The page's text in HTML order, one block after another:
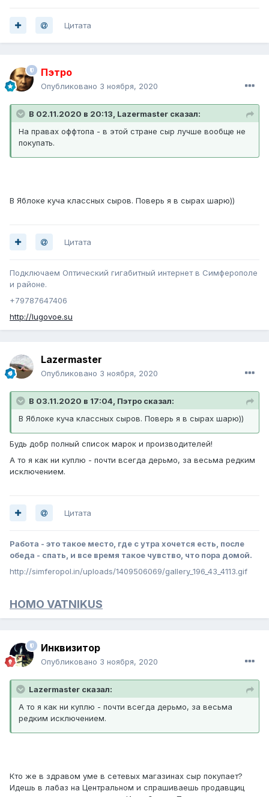
Цитата
Пэтро
Опубликовано 3 ноября, 2020
В 02.11.2020 в 20:13, Lazermaster сказал:
На правах оффтопа - в этой стране сыр лучше вообще не
покупать.
В Яблоке куча классных сыров. Поверь я в сырах шарю))
Цитата
Подключаем Оптический гигабитный интернет в Симферополе
и районе.
+79787647406
http://lugovoe.su
Lazermaster
Опубликовано 3 ноября, 2020
В 03.11.2020 в 17:04, Пэтро сказал:
В Яблоке куча классных сыров. Поверь я в сырах шарю))
Будь добр полный список марок и производителей!
А то я как ни куплю - почти всегда дерьмо, за весьма редким
исключением.
Цитата
Работа - это такое место, где с утра хочется есть, после
обеда - спать, и все время такое чувство, что пора домой.
http://simferopol.in/uploads/1409506069/gallery_196_43_4113.gif
HOMO VATNIKUS
Инквизитор
Опубликовано 3 ноября, 2020
Lazermaster сказал:
А то я как ни куплю - почти всегда дерьмо, за весьма
редким исключением.
Кто же в здравом уме в сетевых магазинах сыр покупает?
Идешь в лабаз на Центральном и спрашиваешь продавщиц